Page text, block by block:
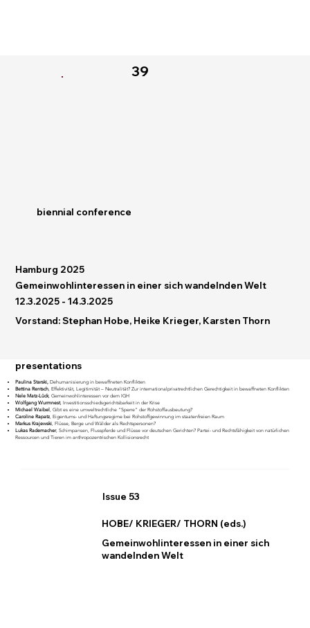
presentations
Paulina Starski, Dehumanisierung in bewaffneten Konflikten
Bettina Rentsch, Effektivität, Legitimität – Neutralität? Zur internationalprivatrechtlichen Gerechtigkeit in bewaffneten Konflikten
Nele Matz-Lück, Gemeinwohlinteressen vor dem IGH
Wolfgang Wurmnest, Investitionsschiedsgerichtsbarkeit in der Krise
Michael Waibel, Gibt es eine umweltrechtliche "Sperre" der Rohstoffausbeutung?
Caroline Rapatz, Eigentums- und Haftungsregime bei Rohstoffgewinnung im staatenfreien Raum
Markus Krajewski, Flüsse, Berge und Wälder als Rechtspersonen?
Lukas Rademacher, Schimpansen, Flusspferde und Flüsse vor deutschen Gerichten? Partei- und Rechtsfähigkeit von natürlichen
Ressourcen und Tieren im anthropozentrischen Kollisionsrecht
Issue 53
HOBE/ KRIEGER/ THORN (eds.)
Gemeinwohlinteressen in einer sich
wandelnden Welt
Hamburg 2025
Gemeinwohlinteressen in einer sich wandelnden Welt
12.3.2025 - 14.3.2025
Vorstand: Stephan Hobe, Heike Krieger, Karsten Thorn
39
biennial conference